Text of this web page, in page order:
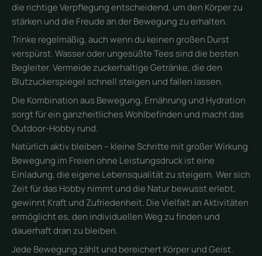
die richtige Verpflegung entscheidend, um den Körper zu
stärken und die Freude an der Bewegung zu erhalten.
Trinke regelmäßig, auch wenn du keinen großen Durst
verspürst. Wasser oder ungesüßte Tees sind die besten
Begleiter. Vermeide zuckerhaltige Getränke, die den
Blutzuckerspiegel schnell steigen und fallen lassen.
Die Kombination aus Bewegung, Ernährung und Hydration
sorgt für ein ganzheitliches Wohlbefinden und macht das
Outdoor-Hobby rund.
Natürlich aktiv bleiben – kleine Schritte mit großer Wirkung
Bewegung im Freien ohne Leistungsdruck ist eine
Einladung, die eigene Lebensqualität zu steigern. Wer sich
Zeit für das Hobby nimmt und die Natur bewusst erlebt,
gewinnt Kraft und Zufriedenheit. Die Vielfalt an Aktivitäten
ermöglicht es, den individuellen Weg zu finden und
dauerhaft dran zu bleiben.
Jede Bewegung zählt und bereichert Körper und Geist.